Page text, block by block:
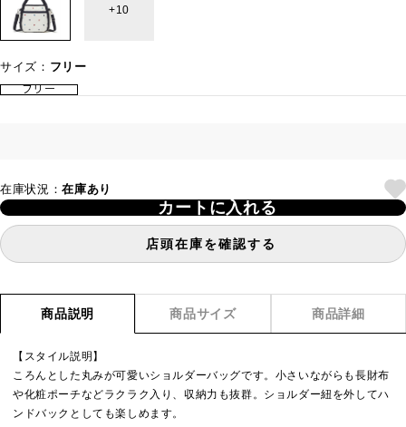
10
サイズ： フリー
フリー
在庫状況：在庫あり
カートに入れる
店頭在庫を確認する
商品説明 商品サイズ 商品詳細
【スタイル説明】
ころんとした丸みが可愛いショルダーバッグです。小さいながらも長財布
や化粧ポーチなどラクラク入り、収納力も抜群。ショルダー紐を外してハ
ンドバックとしても楽しめます。